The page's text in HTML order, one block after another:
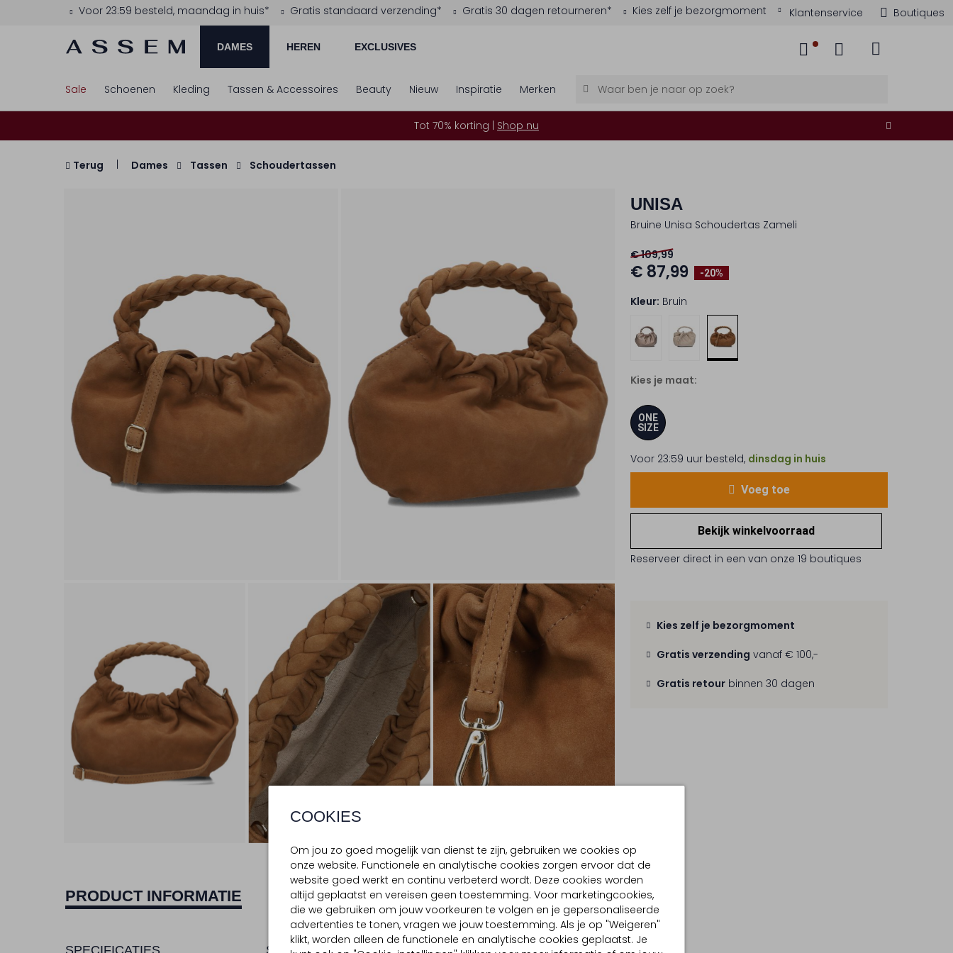
Voor 23:59 besteld, maandag in huis* Gratis standaard verzending* Gratis 30 dagen retourneren* Kies zelf je bezorgmoment Klantenservice Boutiques
DAMES HEREN EXCLUSIVES
COOKIES
Om jou zo goed mogelijk van dienst te zijn, gebruiken we cookies op
onze website. Functionele en analytische cookies zorgen ervoor dat de
website goed werkt en continu verbeterd wordt. Deze cookies worden
altijd geplaatst en vereisen geen toestemming. Voor marketingcookies,
die we gebruiken om jouw voorkeuren te volgen en je gepersonaliseerde
advertenties te tonen, vragen we jouw toestemming. Als je op "Weigeren"
klikt, worden alleen de functionele en analytische cookies geplaatst. Je
Sale Schoenen Kleding Tassen & Accessoires Beauty Nieuw Inspiratie Merken
Tot 70% korting | Shop nu
Terug Dames Tassen Schoudertassen
UNISA
Bruine Unisa Schoudertas Zameli
-20%
€ 109,99
€ 87,99
Kleur: Bruin
Kies je maat:
ONE
SIZE
Voor 23:59 uur besteld, dinsdag in huis
Voeg toe
Bekijk winkelvoorraad
Reserveer direct in een van onze 19 boutiques
Kies zelf je bezorgmoment
Gratis verzending vanaf € 100,-
Gratis retour binnen 30 dagen
PRODUCT INFORMATIE BEZORGEN & RETOURNEREN
SPECIFICATIES
SAMENSTELLING & PASVORM
OMSCHRIJVING